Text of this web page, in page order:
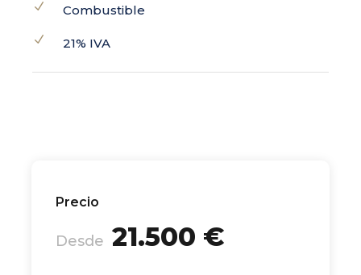
Precio
Desde 21.500 €
Combustible
21% IVA